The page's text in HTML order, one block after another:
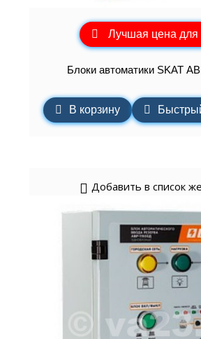
Лучшая цена для
Блоки автоматики SKAT
В корзину
Добавить в список